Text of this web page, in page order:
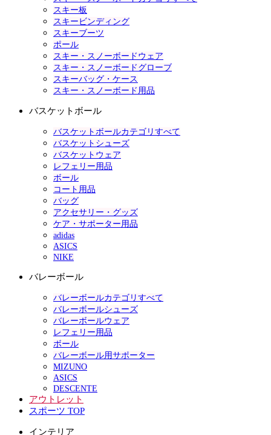
スキー板
スキービンディング
スキーブーツ
ポール
スキー・スノーボードウェア
スキー・スノーボードグローブ
スキーバッグ・ケース
スキー・スノーボード用品
バスケットボール
バスケットボールカテゴリすべて
バスケットシューズ
バスケットウェア
レフェリー用品
ボール
コート用品
バッグ
アクセサリー・グッズ
ケア・サポーター用品
adidas
ASICS
NIKE
バレーボール
バレーボールカテゴリすべて
バレーボールシューズ
バレーボールウェア
レフェリー用品
ボール
バレーボール用サポーター
MIZUNO
ASICS
DESCENTE
アウトレット
スポーツ TOP
インテリア